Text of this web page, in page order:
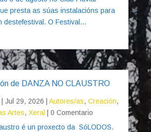
presta as súas instalacións para
destefestival. O Festival...
de DANZA NO CLAUSTRO
Jul 29, 2026 Autores/as, Creación,
Artes, Xeral
| 0 Comentario
é un proxecto da SóLODOS.